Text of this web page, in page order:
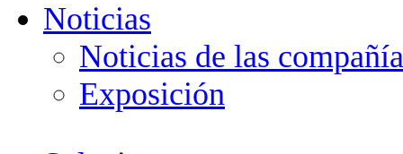
Noticias
Noticias de las
Exposición